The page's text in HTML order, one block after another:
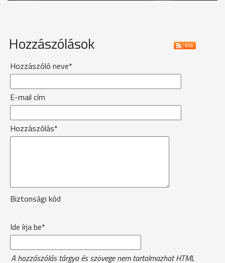
Hozzászólások
Hozzászóló neve*
E-mail cím
Hozzászólás*
Biztonsági kód
Ide írja be*
A hozzászólás tárgya és szövege nem tartalmazhat HTML